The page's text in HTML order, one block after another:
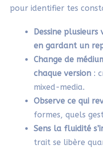
pour identifier tes
Dessine plusieurs
en gardant un
Change de
chaque version :
mixed-media.
Observe ce qui
formes, quels
Sens la fluidité
trait se libère